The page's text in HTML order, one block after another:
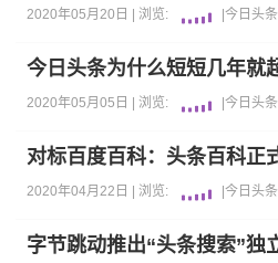
2020年05月20日 | 浏览: |今日头条
今日头条为什么短短几年就
2020年05月05日 | 浏览: |今日头条
对标百度百科：头条百科正
2020年04月22日 | 浏览: |今日头条
字节跳动推出“头条搜索”独